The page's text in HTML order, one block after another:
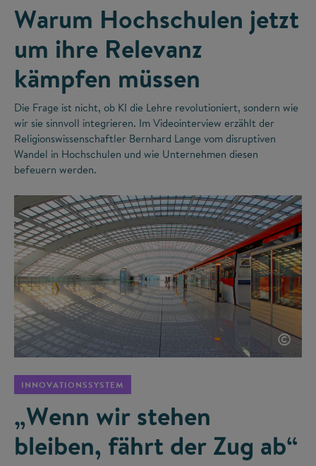
Warum Hochschulen jetzt
um ihre Relevanz
kämpfen müssen
Die Frage ist nicht, ob KI die Lehre revolutioniert, sondern wie
wir sie sinnvoll integrieren. Im Videointerview erzählt der
Religionswissenschaftler Bernhard Lange vom disruptiven
Wandel in Hochschulen und wie Unternehmen diesen
befeuern werden.
©
INNOVATIONSSYSTEM
„Wenn wir stehen
bleiben, fährt der Zug ab“